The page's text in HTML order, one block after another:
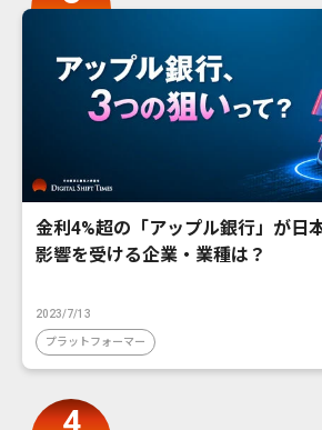
金利4%超の「アップル銀行」が日
影響を受ける企業・業種は？
2023/7/13
プラットフォーマー